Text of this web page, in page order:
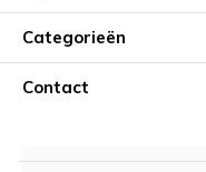
Categorieën
Contact